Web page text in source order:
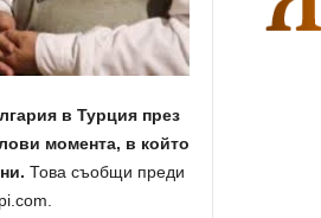
в Турция през
момента, в който
Това съобщи преди